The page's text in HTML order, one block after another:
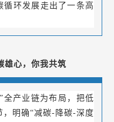
循环发展走出了一条高
雄心，你我共筑
产业链为布局，把低
明确“减碳-降碳-深度